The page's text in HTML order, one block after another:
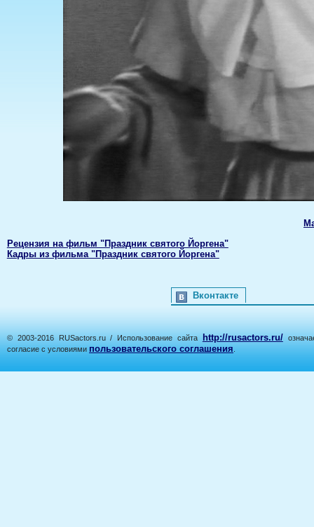
Рецензия на фильм "Праздник святого Йоргена"
Кадры из фильма "Праздник святого Йоргена"
Вконтакте
© 2003-2016 RUSactors.ru / Использование сайта http://rusactors.ru/
согласие с условиями пользовательского соглашения